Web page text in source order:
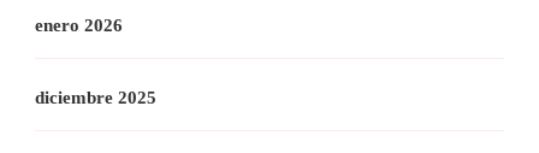
enero 2026
diciembre 2025